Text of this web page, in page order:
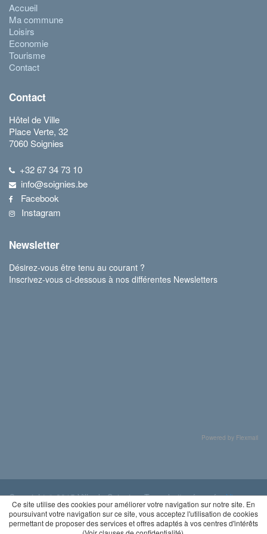
Accueil
Ma commune
Loisirs
Economie
Tourisme
Contact
Contact
Hôtel de Ville
Place Verte, 32
7060 Soignies
+32 67 34 73 10
info@soignies.be
Facebook
Instagram
Newsletter
Désirez-vous être tenu au courant ?
Inscrivez-vous ci-dessous à nos différentes Newsletters
Powered by Flexmail
Copyright © 2015 Ville de Soignies. Tous droits réservés.Vie
privée
Ce site utilise des cookies pour améliorer votre navigation sur notre site. En
poursuivant votre navigation sur ce site, vous acceptez l'utilisation de cookies
permettant de proposer des services et offres adaptés à vos centres d'intérêts